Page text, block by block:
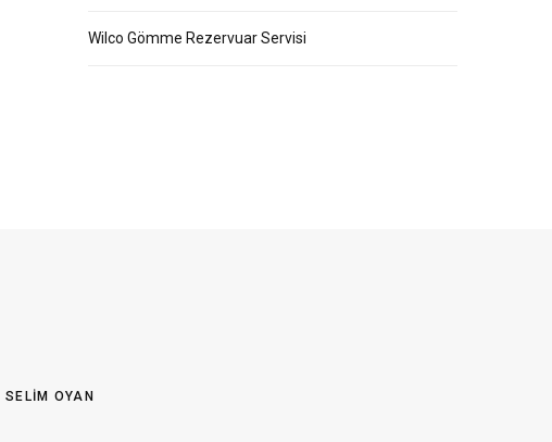
Wilco Gömme Rezervuar Servisi
SELIM OYAN